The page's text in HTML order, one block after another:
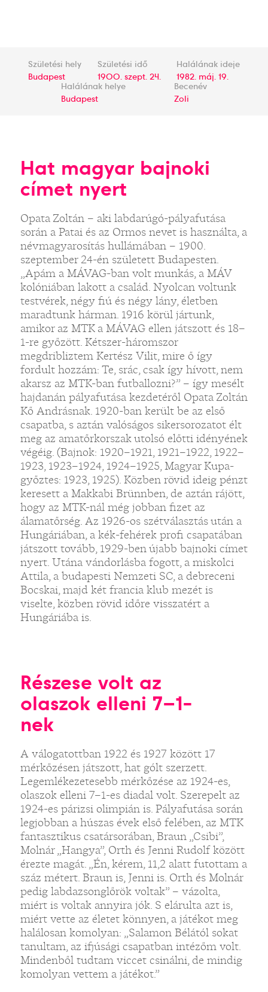
Születési hely
Budapest
Születési idő
1900. szept. 24.
Halálának ideje
1982. máj. 19.
Halálának helye
Budapest
Becenév
Zoli
Hat magyar bajnoki
címet nyert
Opata Zoltán – aki labdarúgó-pályafutása
során a Patai és az Ormos nevet is használta, a
névmagyarosítás hullámában – 1900.
szeptember 24-én született Budapesten.
„Apám a MÁVAG-ban volt munkás, a MÁV
kolóniában lakott a család. Nyolcan voltunk
testvérek, négy fiú és négy lány, életben
maradtunk hárman. 1916 körül jártunk,
amikor az MTK a MÁVAG ellen játszott és 18–
1-re győzött. Kétszer-háromszor
megdribliztem Kertész Vilit, mire ő így
fordult hozzám: Te, srác, csak így hívott, nem
akarsz az MTK-ban futballozni?” – így mesélt
hajdanán pályafutása kezdetéről Opata Zoltán
Kő Andrásnak. 1920-ban került be az első
csapatba, s aztán valóságos sikersorozatot élt
meg az amatőrkorszak utolsó előtti idényének
végéig. (Bajnok: 1920–1921, 1921–1922, 1922–
1923, 1923–1924, 1924–1925, Magyar Kupa-
győztes: 1923, 1925). Közben rövid ideig pénzt
keresett a Makkabi Brünnben, de aztán rájött,
hogy az MTK-nál még jobban fizet az
álamatőrség. Az 1926-os szétválasztás után a
Hungáriában, a kék-fehérek profi csapatában
játszott tovább, 1929-ben újabb bajnoki címet
nyert. Utána vándorlásba fogott, a miskolci
Attila, a budapesti Nemzeti SC, a debreceni
Bocskai, majd két francia klub mezét is
viselte, közben rövid időre visszatért a
Hungáriába is.
Részese volt az
olaszok elleni 7–1-
nek
A válogatottban 1922 és 1927 között 17
mérkőzésen játszott, hat gólt szerzett.
Legemlékezetesebb mérkőzése az 1924-es,
olaszok elleni 7–1-es diadal volt. Szerepelt az
1924-es párizsi olimpián is. Pályafutása során
legjobban a húszas évek első felében, az MTK
fantasztikus csatársorában, Braun „Csibi”,
Molnár „Hangya”, Orth és Jenni Rudolf között
érezte magát. „Én, kérem, 11,2 alatt futottam a
száz métert. Braun is, Jenni is. Orth és Molnár
pedig labdazsonglőrök voltak” – vázolta,
miért is voltak annyira jók. S elárulta azt is,
miért vette az életet könnyen, a játékot meg
halálosan komolyan: „Salamon Bélától sokat
tanultam, az ifjúsági csapatban intézőm volt.
Mindenből tudtam viccet csinálni, de mindig
komolyan vettem a játékot.”